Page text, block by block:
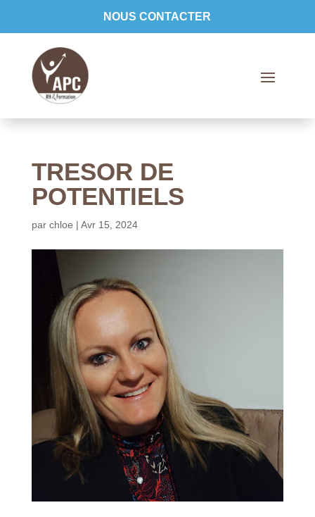
NOUS CONTACTER
TRESOR DE
POTENTIELS
par chloe | Avr 15, 2024